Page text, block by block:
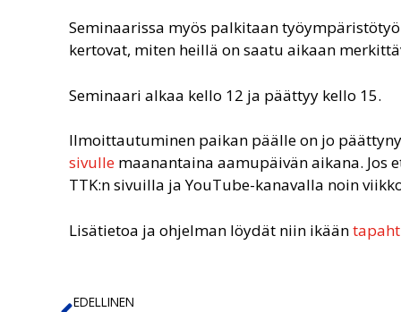
Seminaarissa myös palkitaan
kertovat, miten heillä on saatu aikaan
Seminaari alkaa kello 12 ja päättyy kello 15.
Ilmoittautuminen paikan päälle on jo
sivulle maanantaina aamupäivän aikana.
TTK:n sivuilla ja YouTube-kanavalla noin
Lisätietoa ja ohjelman löydät niin ikään
EDELLINEN